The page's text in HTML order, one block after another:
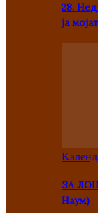
28.
ја
ЗА
Наум)